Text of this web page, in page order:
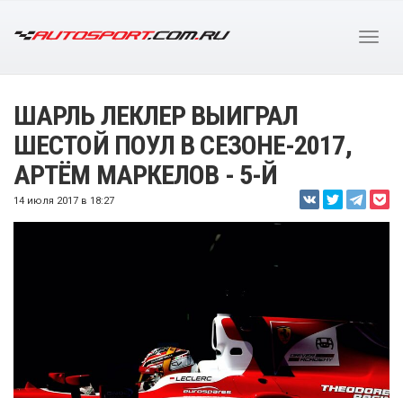
ШАРЛЬ ЛЕКЛЕР ВЫИГРАЛ
ШЕСТОЙ ПОУЛ В СЕЗОНЕ-2017,
АРТЁМ МАРКЕЛОВ - 5-Й
14 июля 2017 в 18:27